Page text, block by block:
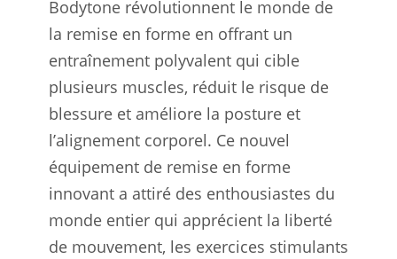
Bodytone révolutionnent le monde de
la remise en forme en offrant un
entraînement polyvalent qui cible
plusieurs muscles, réduit le risque de
blessure et améliore la posture et
l’alignement corporel. Ce nouvel
équipement de remise en forme
innovant a attiré des enthousiastes du
monde entier qui apprécient la liberté
de mouvement, les exercices stimulants